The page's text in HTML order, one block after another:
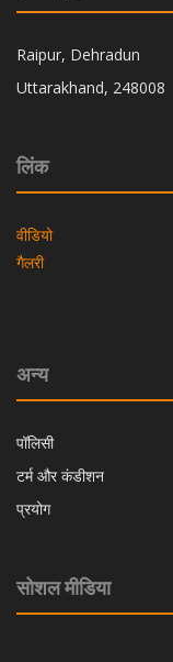
Raipur, Dehradun
Uttarakhand, 248008
लिंक
वीडियो
गैलरी
अन्य
पॉलिसी
टर्म और कंडीशन
प्रयोग
सोशल मीडिया